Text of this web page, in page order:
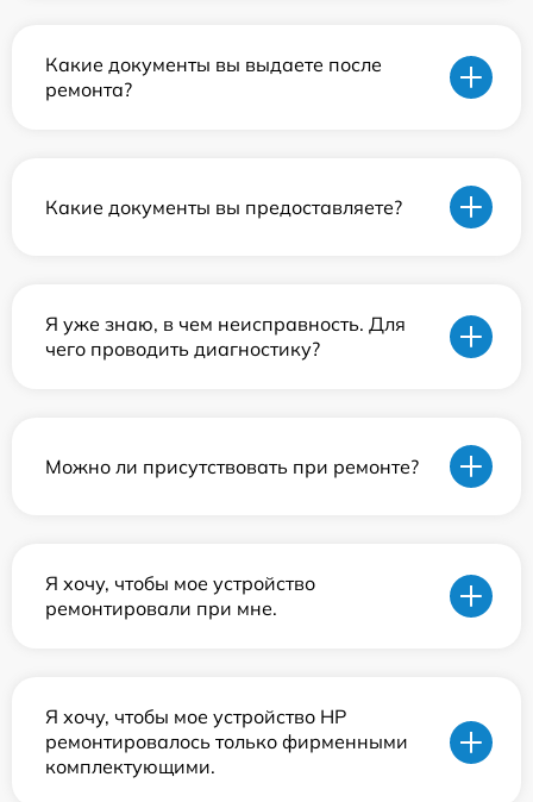
Какие документы вы выдаете после
ремонта?
Какие документы вы предоставляете?
Я уже знаю, в чем неисправность. Для
чего проводить диагностику?
Можно ли присутствовать при ремонте?
Я хочу, чтобы мое устройство
ремонтировали при мне.
Я хочу, чтобы мое устройство HP
ремонтировалось только фирменными
комплектующими.